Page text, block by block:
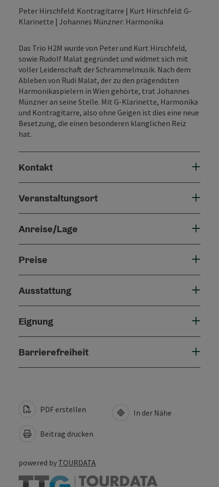
Peter Hirschfeld: Kontragitarre | Kurt Hirschfeld: G-
Klarinette | Johannes Münzner: Harmonika
Das Trio H2M wurde von Peter und Kurt Hirschfeld,
sowie Rudolf Malat gegründet und widmet sich mit
voller Leidenschaft der Schrammelmusik. Nach dem
Ableben von Rudi Malat, der zu den prägendsten
Harmonikaspielern in Wien gehörte, trat Johannes
Münzner an seine Stelle. Mit G-Klarinette, Harmonika
und Kontragitarre, also ohne Geigen ist dies eine neue
Besetzung, die einen besonderen klanglichen Reiz
hat.
Kontakt
Veranstaltungsort
Anreise/Lage
Preise
Ausstattung
Eignung
Barrierefreiheit
PDF erstellen
Beitrag drucken
In der Nähe
powered by TOURDATA